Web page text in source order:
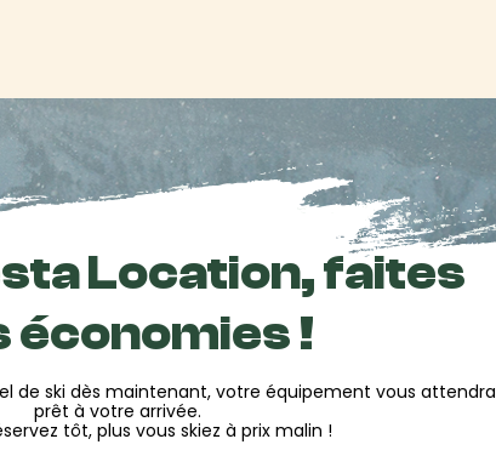
:
de glisse
etprix
Location, faites
économies !
de ski dès maintenant, votre équipement vous attendra
prêt à votre arrivée.
tôt, plus vous skiez à prix malin !